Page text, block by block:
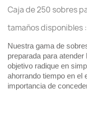
Caja de 250 sobres
tamaños disponibles :
Nuestra gama de
preparada para
objetivo radique en
ahorrando tiempo en el
importancia de